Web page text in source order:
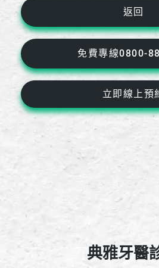
返回
免費專線0800-
立即線上預
典雅牙醫